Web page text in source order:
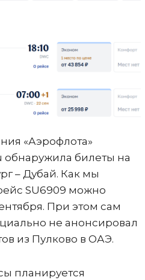
«Аэрофлота»
билеты на
– Дубай. Как мы
SU6909 можно
При этом сам
не анонсировал
из Пулково в ОАЭ.
планируется